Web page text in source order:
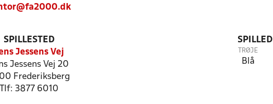
SPILLESTED
Jessens Vej
Jessens Vej 20
Frederiksberg
Tlf: 3877 6010
TRØJE
Blå